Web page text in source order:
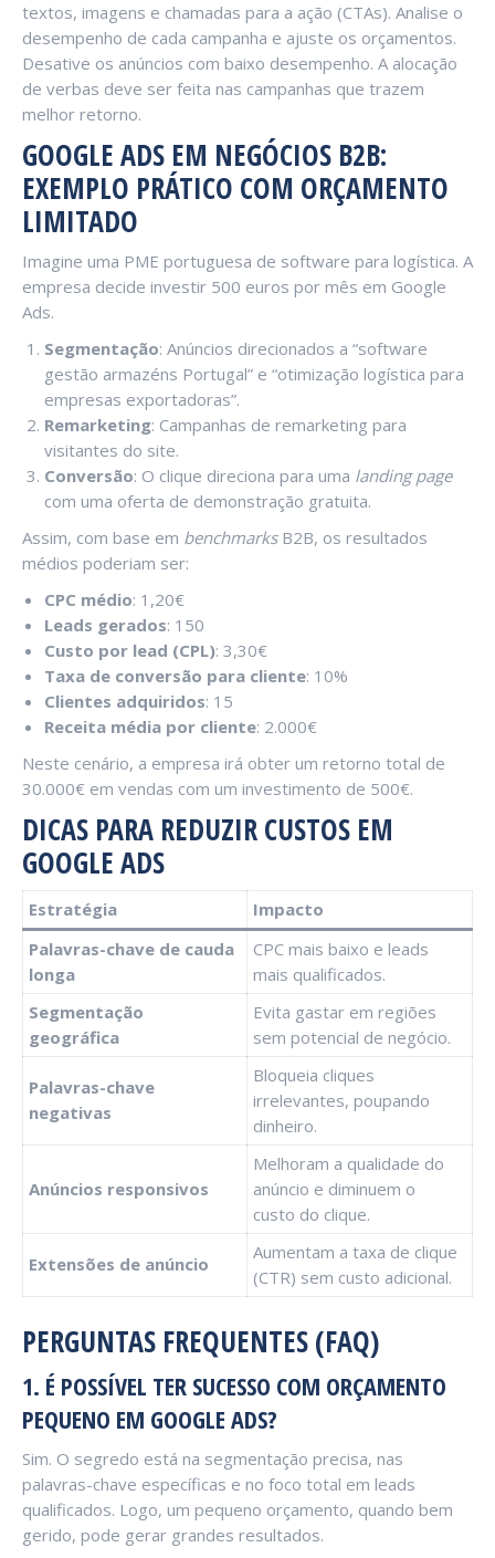
textos, imagens e chamadas para a ação (CTAs). Analise o
desempenho de cada campanha e ajuste os orçamentos.
Desative os anúncios com baixo desempenho. A alocação
de verbas deve ser feita nas campanhas que trazem
melhor retorno.
GOOGLE ADS EM NEGÓCIOS B2B:
EXEMPLO PRÁTICO COM ORÇAMENTO
LIMITADO
Imagine uma PME portuguesa de software para logística. A
empresa decide investir 500 euros por mês em Google
Ads.
Segmentação: Anúncios direcionados a “software
gestão armazéns Portugal” e “otimização logística para
empresas exportadoras”.
Remarketing: Campanhas de remarketing para
visitantes do site.
Conversão: O clique direciona para uma landing page
com uma oferta de demonstração gratuita.
Assim, com base em benchmarksB2B, os resultados
médios poderiam ser:
CPC médio: 1,20€
Leads gerados: 150
Custo por lead (CPL): 3,30€
Taxa de conversão para cliente: 10%
Clientes adquiridos: 15
Receita média por cliente: 2.000€
Neste cenário, a empresa irá obter um retorno total de
30.000€ em vendas com um investimento de 500€.
DICAS PARA REDUZIR CUSTOS EM
GOOGLE ADS
Estratégia
Impacto
Palavras-chave de cauda
longa
CPC mais baixo e leads
mais qualificados.
Segmentação
geográfica
Evita gastar em regiões
sem potencial de negócio.
Palavras-chave
negativas
Bloqueia cliques
irrelevantes, poupando
dinheiro.
Anúncios responsivos
Melhoram a qualidade do
anúncio e diminuem o
custo do clique.
Extensões de anúncio
Aumentam a taxa de clique
(CTR) sem custo adicional.
PERGUNTAS FREQUENTES (FAQ)
1. É POSSÍVEL TER SUCESSO COM ORÇAMENTO
PEQUENO EM GOOGLE ADS?
Sim. O segredo está na segmentação precisa, nas
palavras-chave específicas e no foco total em leads
qualificados. Logo, um pequeno orçamento, quando bem
gerido, pode gerar grandes resultados.